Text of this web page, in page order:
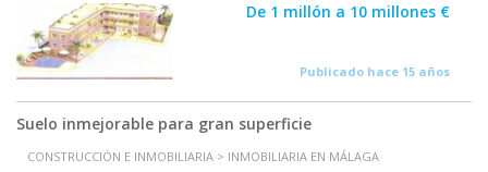
De 1 millón a 10 millones €
Publicado hace 15 años
Suelo inmejorable para gran superficie
CONSTRUCCIÓN E INMOBILIARIA > INMOBILIARIA EN MÁLAGA